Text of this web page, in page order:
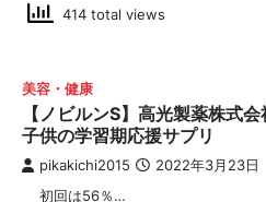
414 total views
美容・健康
【ノビルンS】高光製薬株式
子供の学習期応援サプリ
pikakichi2015 2022年3月23日
初回は56％…